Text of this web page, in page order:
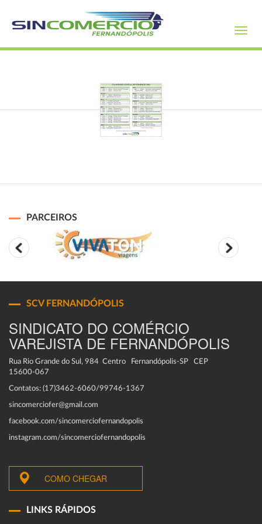
PARCEIROS
SCV FERNANDÓPOLIS
SINDICATO DO COMÉRCIO
VAREJISTA DE FERNANDÓPOLIS
Rua Rio Grande do Sul, 984 Centro Fernandópolis-SP CEP
15600-067
Contatos: (17)3462-6060/99746-1367
sincomerciofer@gmail.com
facebook.com/sincomerciofernandopolis
instagram.com/sincomerciofernandopolis
COMO CHEGAR
LINKS RÁPIDOS